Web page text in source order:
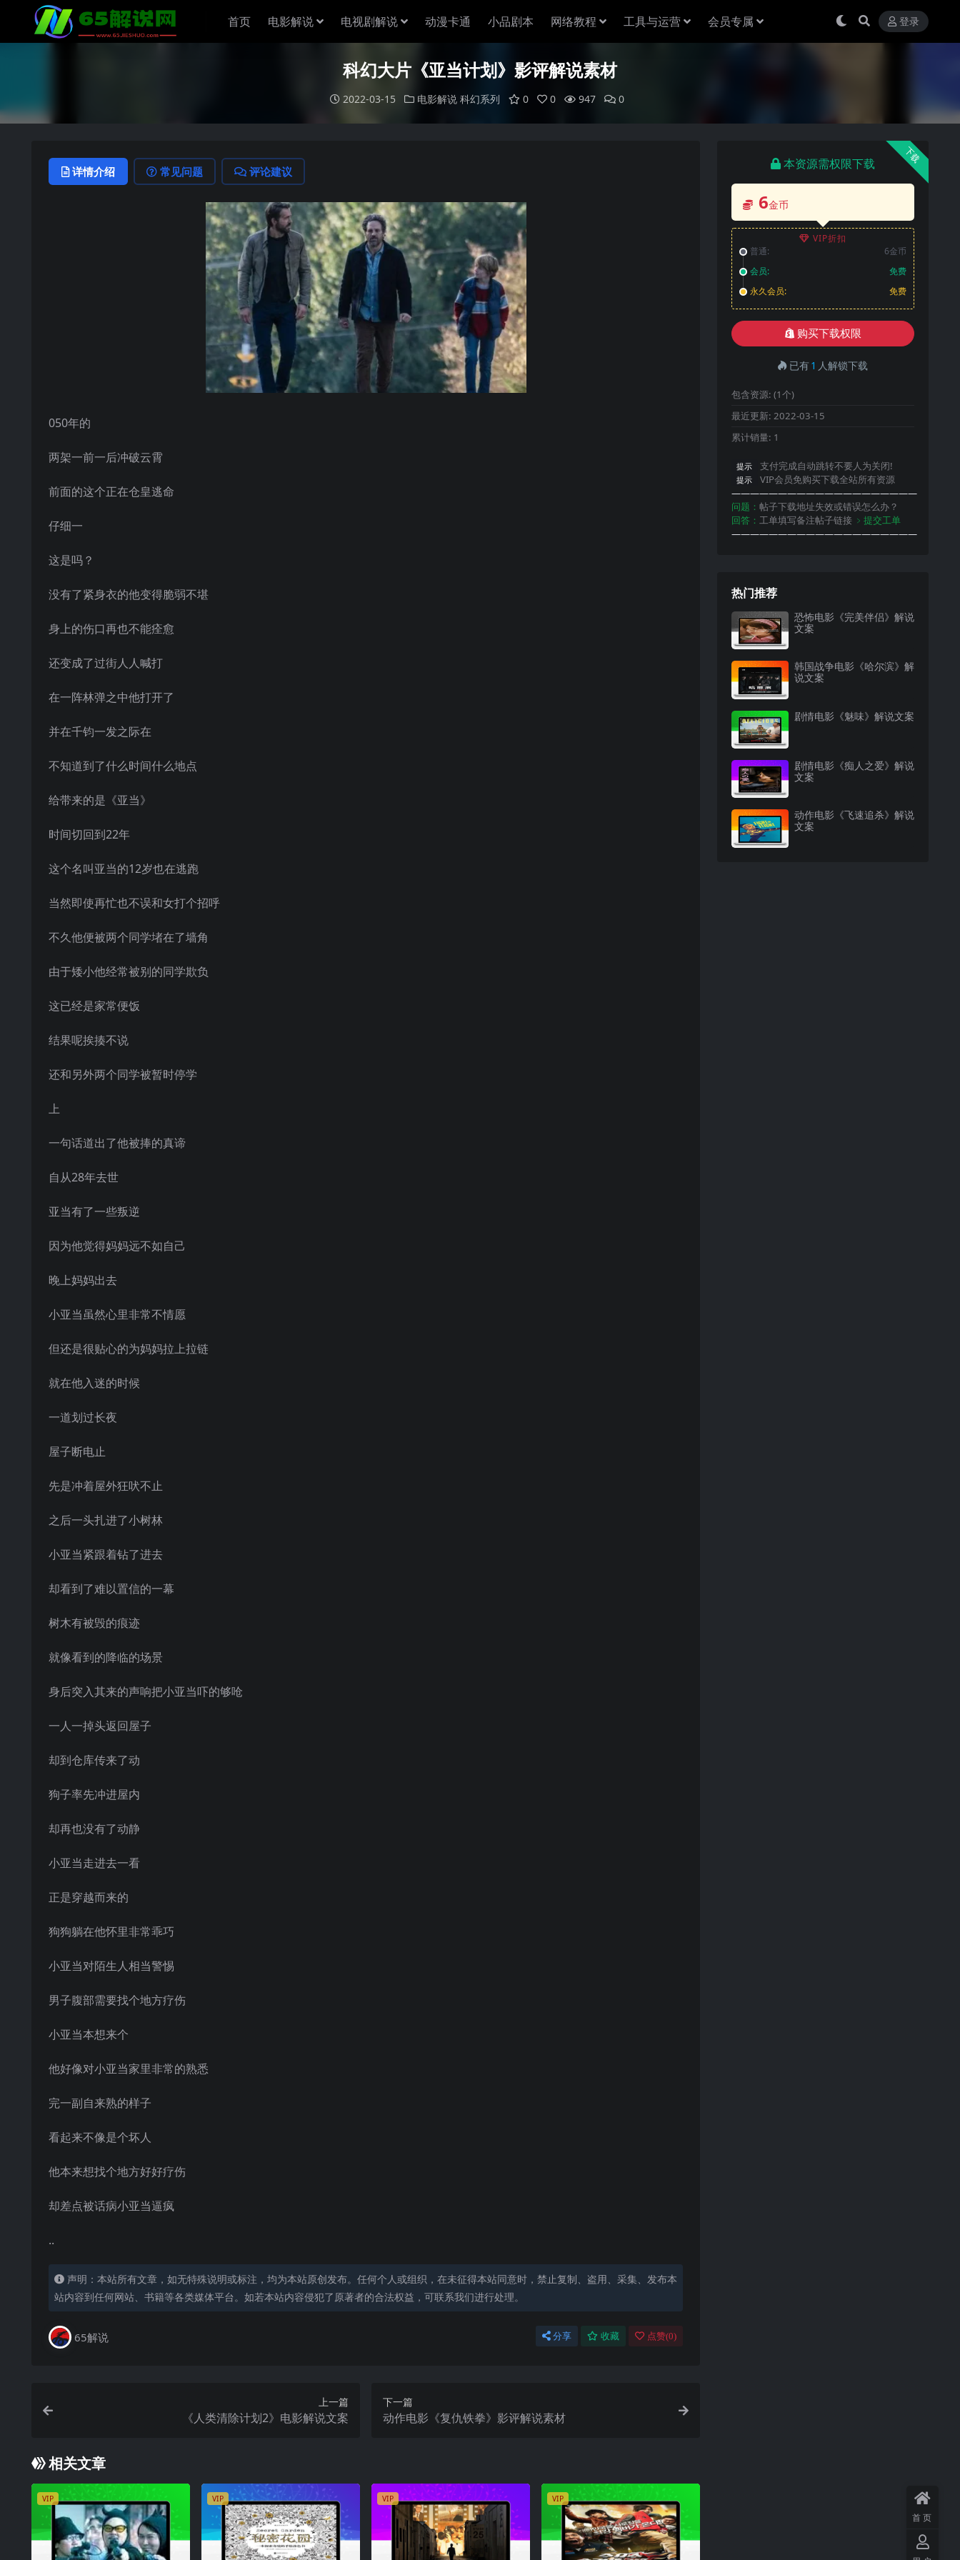
首页 电影解说 电视剧解说 动漫卡通 小品剧本 网络教程 工具与运营 会员专属 登录
科幻大片《亚当计划》影评解说素材
2022-03-15 电影解说 科幻系列 0 0 947 0
详情介绍 常见问题 评论建议
050年的
两架一前一后冲破云霄
前面的这个正在仓皇逃命
仔细一
这是吗？
没有了紧身衣的他变得脆弱不堪
身上的伤口再也不能痊愈
还变成了过街人人喊打
在一阵林弹之中他打开了
并在千钧一发之际在
不知道到了什么时间什么地点
给带来的是《亚当》
时间切回到22年
这个名叫亚当的12岁也在逃跑
当然即使再忙也不误和女打个招呼
不久他便被两个同学堵在了墙角
由于矮小他经常被别的同学欺负
这已经是家常便饭
结果呢挨揍不说
还和另外两个同学被暂时停学
上
一句话道出了他被捧的真谛
自从28年去世
亚当有了一些叛逆
因为他觉得妈妈远不如自己
晚上妈妈出去
小亚当虽然心里非常不情愿
但还是很贴心的为妈妈拉上拉链
就在他入迷的时候
一道划过长夜
屋子断电止
先是冲着屋外狂吠不止
之后一头扎进了小树林
小亚当紧跟着钻了进去
却看到了难以置信的一幕
树木有被毁的痕迹
就像看到的降临的场景
身后突入其来的声响把小亚当吓的够呛
一人一掉头返回屋子
却到仓库传来了动
狗子率先冲进屋内
却再也没有了动静
小亚当走进去一看
正是穿越而来的
狗狗躺在他怀里非常乖巧
小亚当对陌生人相当警惕
男子腹部需要找个地方疗伤
小亚当本想来个
他好像对小亚当家里非常的熟悉
完一副自来熟的样子
看起来不像是个坏人
他本来想找个地方好好疗伤
却差点被话病小亚当逼疯
..
声明：本站所有文章，如无特殊说明或标注，均为本站原创发布。任何个人或组织，在未征得本站同意时，禁止复制、盗用、采集、发布本
站内容到任何网站、书籍等各类媒体平台。如若本站内容侵犯了原著者的合法权益，可联系我们进行处理。
65解说 分享 收藏 点赞(0)
上一篇
《人类清除计划2》电影解说文案
下一篇
动作电影《复仇铁拳》影评解说素材
相关文章
VIP VIP VIP VIP
下载
本资源需权限下载
6金币
VIP折扣
普通:
6金币
会员:
免费
永久会员:
免费
购买下载权限
已有1 人解锁下载
包含资源: (1个)
最近更新: 2022-03-15
累计销量: 1
提示 支付完成自动跳转不要人为关闭!
提示
VIP会员免购买下载全站所有资源
————————————————————
问题： 帖子下载地址失效或错误怎么办？
回答： 工单填写备注帖子链接 ﹥提交工单
————————————————————
热门推荐
恐怖电影《完美伴侣》解说
文案
韩国战争电影《哈尔滨》解
说文案
剧情电影《魅味》解说文案
剧情电影《痴人之爱》解说
文案
动作电影《飞速追杀》解说
文案
首页